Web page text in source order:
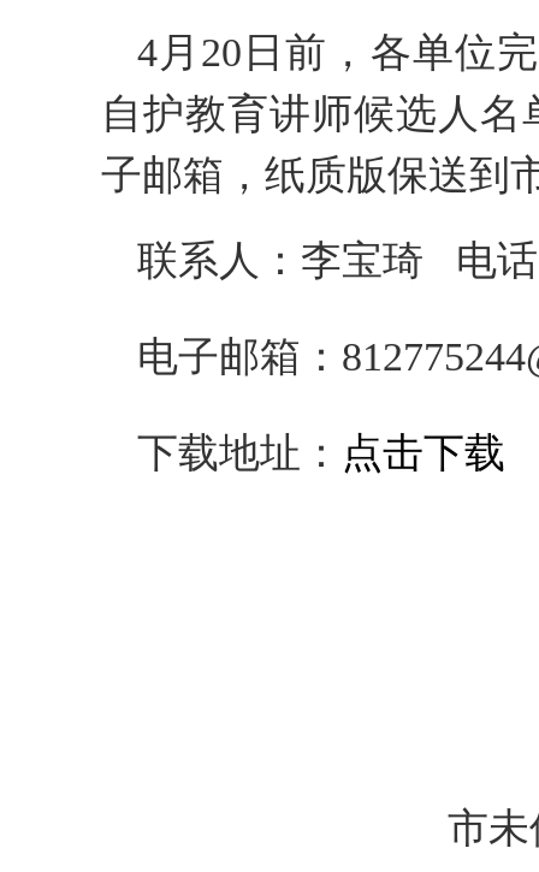
4月20日前，各单位
自护教育讲师候选人
子邮箱，纸质版保送到
联系人：李宝琦
电
电子邮箱：
下载地址： 点击下载
市未保